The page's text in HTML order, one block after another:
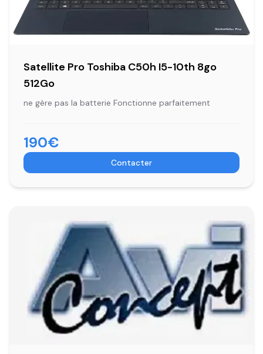
Satellite Pro Toshiba C50h I5-10th 8go
512Go
ne gère pas la batterie Fonctionne parfaitement
190€
Contacter